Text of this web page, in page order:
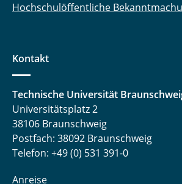
Hochschulöffentliche
Kontakt
Technische Universität
Universitätsplatz 2
38106 Braunschweig
Postfach: 38092 Braunschweig
Telefon: +49 (0) 531 391-0
Anreise